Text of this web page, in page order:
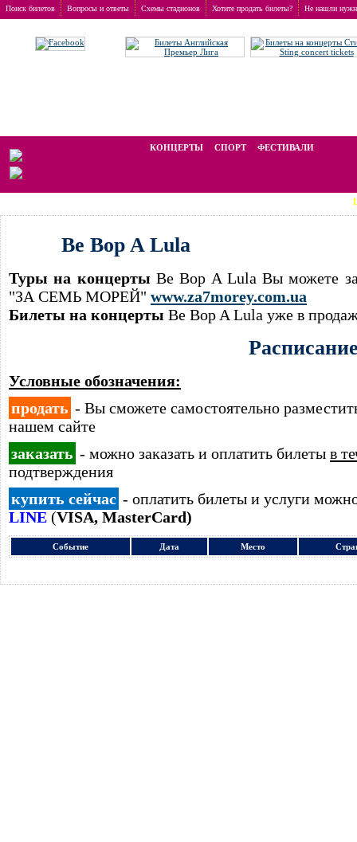
Поиск билетов Вопросы и ответы Схемы стадионов Хотите продать билеты? Не нашли
КОНЦЕРТЫ СПОРТ ФЕСТИВАЛИ
LAST
Be Bop A Lula
Туры на концерты Be Bop A Lula Вы можете
"ЗА СЕМЬ МОРЕЙ" www.za7morey.com.ua
Билеты на концерты Be Bop A Lula уже в
Условные обозначения:
продать - Вы сможете самостоятельно
нашем сайте
заказать - можно заказать и оплатить билеты в
подтверждения
купить сейчас - оплатить билеты и услуги
LINE (VISA, MasterCard)
Событие Дата Место